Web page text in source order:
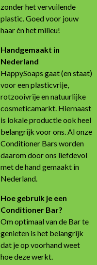
zonder het vervuilende
plastic. Goed voor jouw
haar én het milieu!
Handgemaakt in
Nederland
HappySoaps gaat (en staat)
voor een plasticvrije,
rotzooivrije en natuurlijke
cosmeticamarkt. Hiernaast
is lokale productie ook heel
belangrijk voor ons. Al onze
Conditioner Bars worden
daarom door ons liefdevol
met de hand gemaakt in
Nederland.
Hoe gebruik je een
Conditioner Bar?
Om optimaal van de Bar te
genieten is het belangrijk
dat je op voorhand weet
hoe deze werkt.